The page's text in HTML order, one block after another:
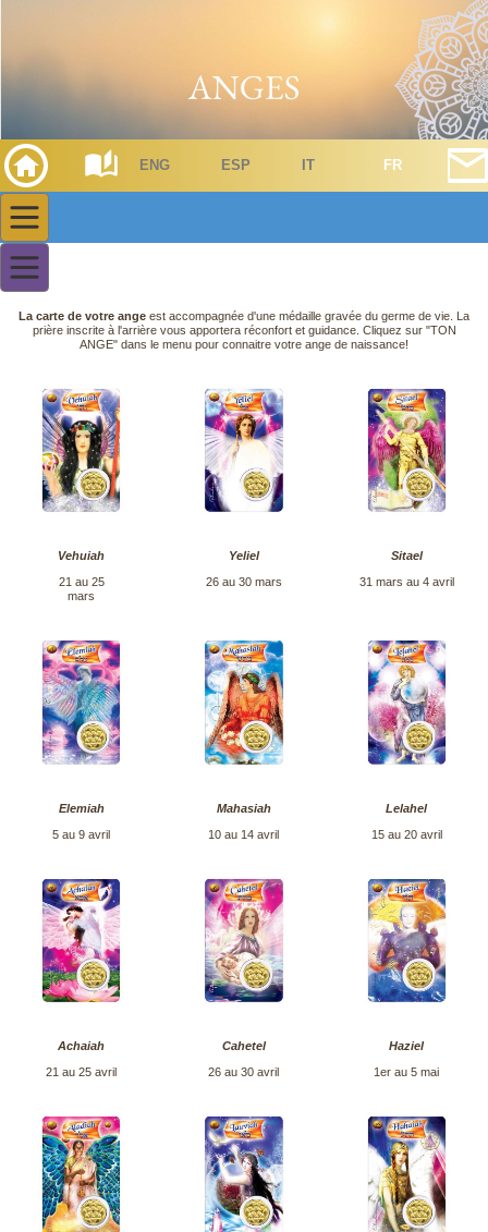
ENG ESP IT FR
La carte de votre ange est accompagnée d'une médaille gravée du germe de vie. La
prière inscrite à l'arrière vous apportera réconfort et guidance. Cliquez sur "TON
ANGE" dans le menu pour connaitre votre ange de naissance!
Vehuiah
21 au 25
mars
Yeliel
26 au 30 mars
Sitael
31 mars au 4 avril
Elemiah
5 au 9 avril
Mahasiah
10 au 14 avril
Lelahel
15 au 20 avril
Achaiah
21 au 25 avril
Cahetel
26 au 30 avril
Haziel
1er au 5 mai